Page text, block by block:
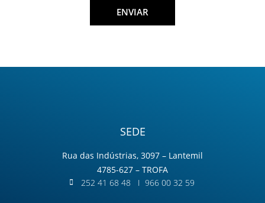
ENVIAR
SEDE
Rua das Indústrias, 3097 – Lantemil
4785-627 – TROFA
252 41 68 48 I 966 00 32 59